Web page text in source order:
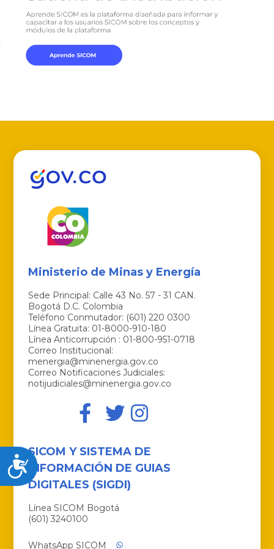
Accesibilidad
Ministerio de Minas y Energía
Sede Principal: Calle 43 No. 57 - 31 CAN.
Bogotá D.C. Colombia
Teléfono Conmutador: (601) 220 0300
Línea Gratuita: 01-8000-910-180
Línea Anticorrupción : 01-800-951-0718
Correo Institucional:
menergia@minenergia.gov.co
Correo Notificaciones Judiciales:
notijudiciales@minenergia.gov.co
SICOM Y SISTEMA DE
INFORMACIÓN DE GUIAS
DIGITALES (SIGDI)
Línea SICOM Bogotá
(601) 3240100
WhatsApp SICOM